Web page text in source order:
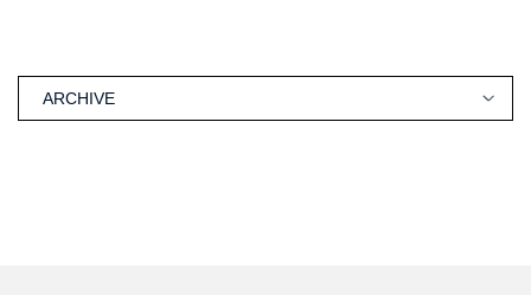
ARCHIVE